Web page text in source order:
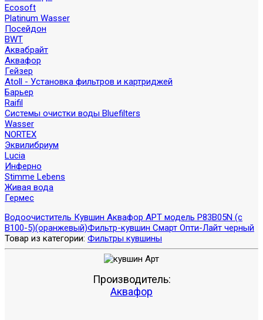
Ecosoft
Platinum Wasser
Посейдон
BWT
Аквабрайт
Аквафор
Гейзер
Atoll - Установка фильтров и картриджей
Барьер
Raifil
Системы очистки воды Bluefilters
Wasser
NORTEX
Эквилибриум
Lucia
Инферно
Stimme Lebens
Живая вода
Гермес
Водоочиститель Кувшин Аквафор АРТ модель P83B05N (с
В100-5)(оранжевый)Фильтр-кувшин Смарт Опти-Лайт черный
Товар из категории: Фильтры кувшины
Производитель:
Аквафор